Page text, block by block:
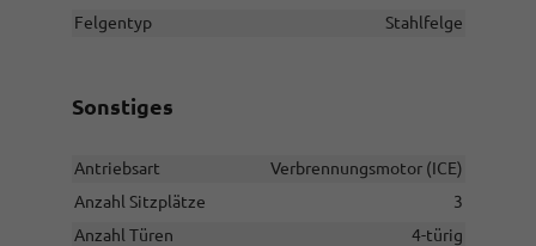
Felgentyp
Stahlfelge
Sonstiges
Antriebsart
Verbrennungsmotor (ICE)
Anzahl Sitzplätze
3
Anzahl Türen
4-türig